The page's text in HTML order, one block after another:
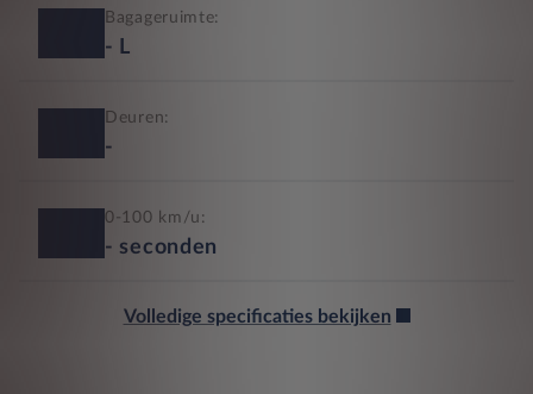
Bagageruimte:
- L
Deuren:
-
0-100 km/u:
- seconden
Volledige specificaties bekijken